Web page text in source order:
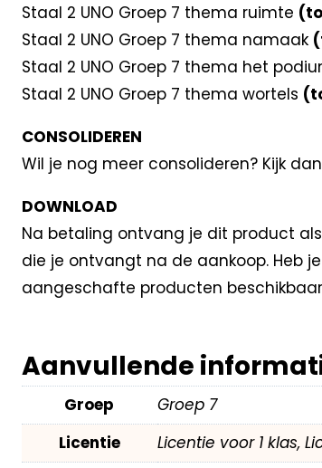
Staal 2 UNO Groep 7 thema ruimte
Staal 2 UNO Groep 7 thema namaak
Staal 2 UNO Groep 7 thema het
Staal 2 UNO Groep 7 thema wortels
CONSOLIDEREN
Wil je nog meer consolideren? Kijk dan
DOWNLOAD
Na betaling ontvang je dit product
die je ontvangt na de aankoop. Heb
aangeschafte producten
Aanvullende
Groep
Groep 7
Licentie
Licentie voor 1 klas,